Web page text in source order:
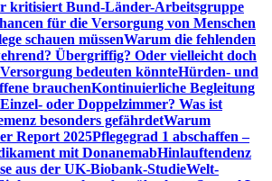
kritisiert Bund-Länder-Arbeitsgruppe
für die Versorgung von Menschen
schauen müssenWarum die fehlenden
Übergriffig? Oder vielleicht doch
bedeuten könnteHürden- und
brauchenKontinuierliche Begleitung
Einzel- oder Doppelzimmer? Was ist
besonders gefährdetWarum
Report 2025Pflegegrad 1 abschaffen –
mit DonanemabHinlauftendenz
aus der UK-Biobank-StudieWelt-